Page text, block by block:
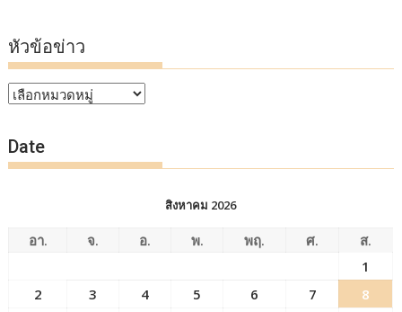
หัวข้อข่าว
หัวข้อ
Date
สิงหาคม 2026
อา. จ. อ. พ. พฤ. ศ.
ส.
1
2
3 4 5 6 7
8